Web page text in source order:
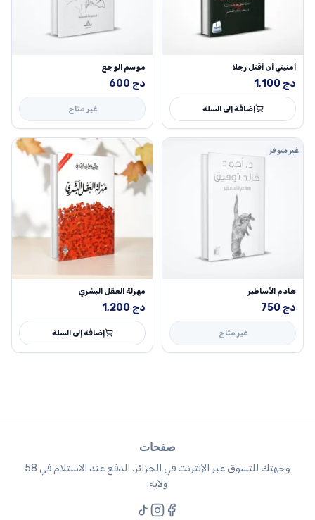
أمنيتي أن أقتل رجلا
1,100 دج
إضافة إلى السلة
موسم الوجع
600 دج
غير متاح
غير متوفر
هادم الأساطير
750 دج
غير متاح
مهزلة العقل البشري
1,200 دج
إضافة إلى السلة
صفحات
وجهتك للتسوق عبر الإنترنت في الجزائر. الدفع عند الاستلام في 58
ولاية.